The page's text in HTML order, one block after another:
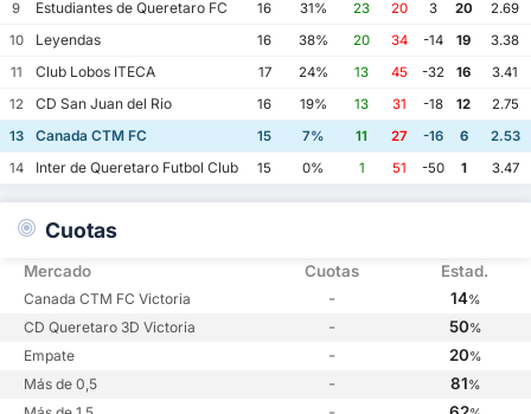
9
Estudiantes de Queretaro FC 16 31% 23 20 3 20
2.69
10
Leyendas 16 38% 20 34 -14 19
3.38
11
Club Lobos ITECA 17 24% 13 45 -32 16
3.41
12
CD San Juan del Rio 16 19% 13 31 -18 12
2.75
13
Canada CTM FC 15 7% 11 27 -16 6
2.53
14
Inter de Queretaro Futbol Club 15 0% 1 51 -50 1 3.47
Cuotas
Mercado Cuotas Estad.
Canada CTM FC Victoria - 14%
CD Queretaro 3D Victoria - 50%
Empate - 20%
Más de 0,5 - 81%